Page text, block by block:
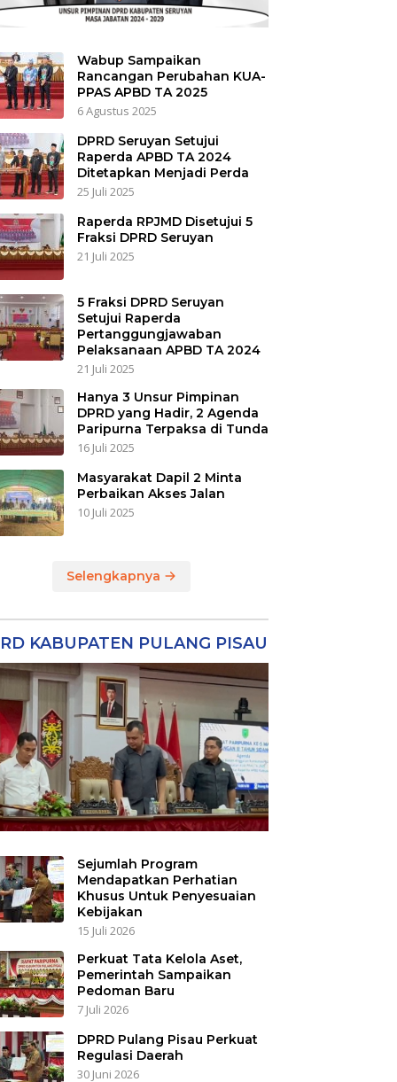
Wabup Sampaikan
Rancangan Perubahan KUA-
PPAS APBD TA 2025
6 Agustus 2025
DPRD Seruyan Setujui
Raperda APBD TA 2024
Ditetapkan Menjadi Perda
25 Juli 2025
Raperda RPJMD Disetujui 5
Fraksi DPRD Seruyan
21 Juli 2025
5 Fraksi DPRD Seruyan
Setujui Raperda
Pertanggungjawaban
Pelaksanaan APBD TA 2024
21 Juli 2025
Hanya 3 Unsur Pimpinan
DPRD yang Hadir, 2 Agenda
Paripurna Terpaksa di Tunda
16 Juli 2025
Masyarakat Dapil 2 Minta
Perbaikan Akses Jalan
10 Juli 2025
Selengkapnya
KABUPATEN PULANG PISAU
Sejumlah Program
Mendapatkan Perhatian
Khusus Untuk Penyesuaian
Kebijakan
15 Juli 2026
Perkuat Tata Kelola Aset,
Pemerintah Sampaikan
Pedoman Baru
7 Juli 2026
DPRD Pulang Pisau Perkuat
Regulasi Daerah
30 Juni 2026